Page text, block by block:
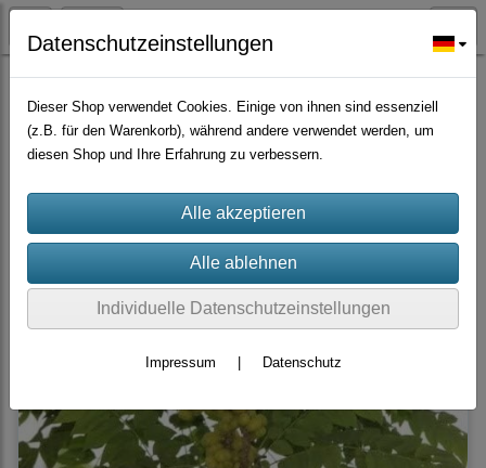
Früchte Samen
Sortierung wählen
Filter
Datenschutzeinstellungen
Dieser Shop verwendet Cookies. Einige von ihnen sind essenziell
(z.B. für den Warenkorb), während andere verwendet werden, um
diesen Shop und Ihre Erfahrung zu verbessern.
Individuelle Datenschutzeinstellungen
Impressum Datenschutz